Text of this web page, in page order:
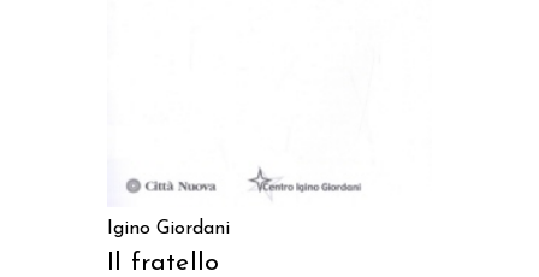
Igino Giordani
Il fratello